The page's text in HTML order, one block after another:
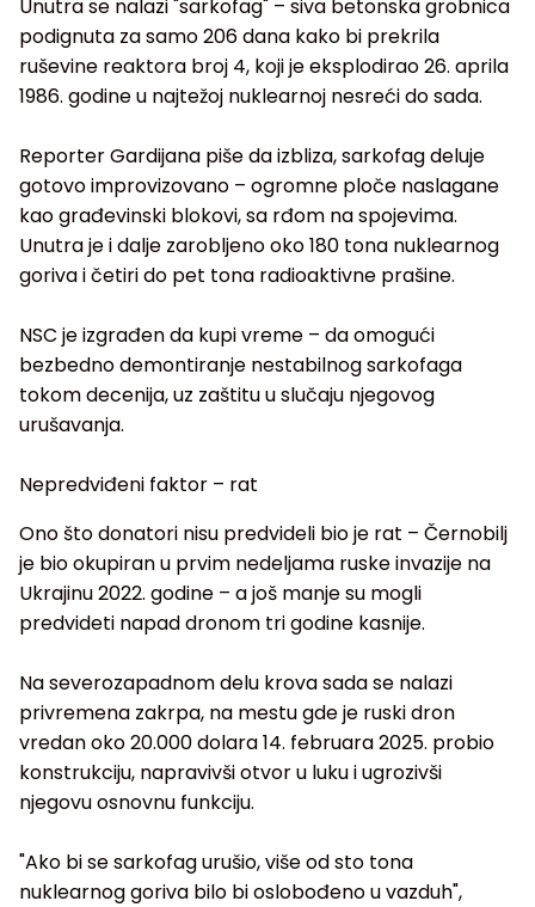
Unutra se nalazi "sarkofag" – siva betonska grobnica
podignuta za samo 206 dana kako bi prekrila
ruševine reaktora broj 4, koji je eksplodirao 26. aprila
1986. godine u najtežoj nuklearnoj nesreći do sada.
Reporter Gardijana piše da izbliza, sarkofag deluje
gotovo improvizovano – ogromne ploče naslagane
kao građevinski blokovi, sa rđom na spojevima.
Unutra je i dalje zarobljeno oko 180 tona nuklearnog
goriva i četiri do pet tona radioaktivne prašine.
NSC je izgrađen da kupi vreme – da omogući
bezbedno demontiranje nestabilnog sarkofaga
tokom decenija, uz zaštitu u slučaju njegovog
urušavanja.
Nepredviđeni faktor – rat
Ono što donatori nisu predvideli bio je rat – Černobilj
je bio okupiran u prvim nedeljama ruske invazije na
Ukrajinu 2022. godine – a još manje su mogli
predvideti napad dronom tri godine kasnije.
Na severozapadnom delu krova sada se nalazi
privremena zakrpa, na mestu gde je ruski dron
vredan oko 20.000 dolara 14. februara 2025. probio
konstrukciju, napravivši otvor u luku i ugrozivši
njegovu osnovnu funkciju.
"Ako bi se sarkofag urušio, više od sto tona
nuklearnog goriva bilo bi oslobođeno u vazduh",